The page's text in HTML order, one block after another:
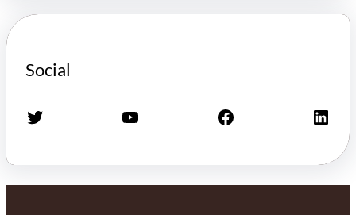
Social
X YouTube Facebook LinkedIn